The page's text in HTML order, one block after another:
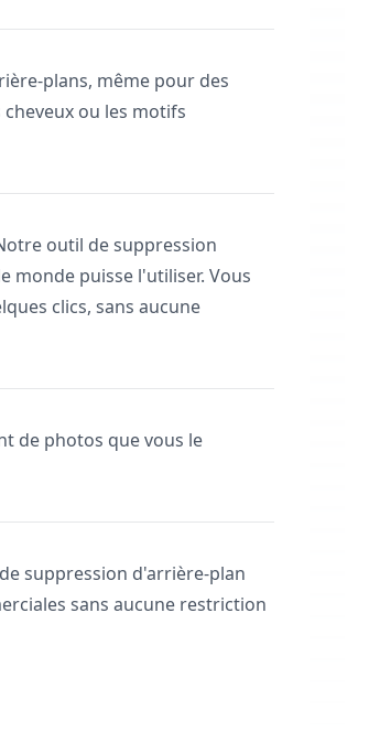
plans, même pour des
ou les motifs
outil de suppression
monde puisse l'utiliser. Vous
clics, sans aucune
de photos que vous le
suppression d'arrière-plan
sans aucune restriction